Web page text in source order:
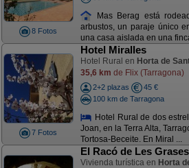
8 Fotos
Mas Berag está
arbustos, un paraje único
una casa aislada en una
7 Fotos
Hotel Miralles
Hotel Rural en Horta de
35,6 km de Flix (Tarragona)
2+2 plazas
45 €
100 km de Tarragona
Hotel Rural de dos
Joan, en la Terra Alta,
Tortosa-Beceite. En Miral ...
El Racó de Les Grases
Vivienda turística en Horta